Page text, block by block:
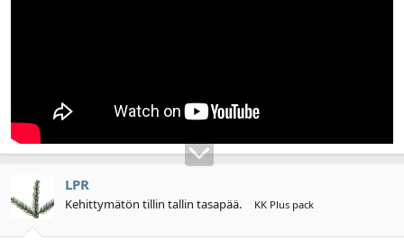
LPR
Kehittymätön tillin tallin tasapää. KK Plus pack